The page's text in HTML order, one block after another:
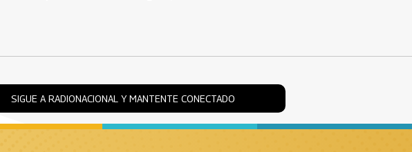
SIGUE A RADIONACIONAL Y MANTENTE CONECTADO